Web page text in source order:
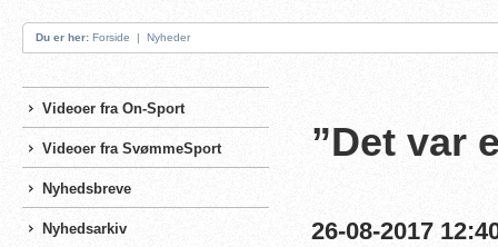
Du er her: Forside | Nyheder
Videoer fra On-Sport
Videoer fra SvømmeSport
Nyhedsbreve
Nyhedsarkiv
”Det var
26-08-2017